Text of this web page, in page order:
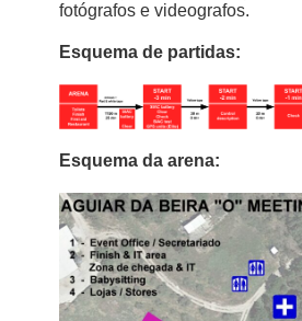
fotógrafos e videografos.
Esquema de partidas:
Esquema da arena: